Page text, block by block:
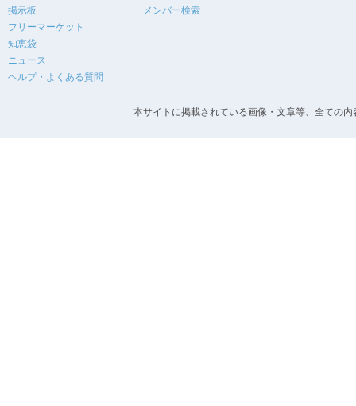
掲示板
フリーマーケット
知恵袋
ニュース
ヘルプ・よくある質問
メンバー検索
本サイトに掲載されている画像・文章等、全ての